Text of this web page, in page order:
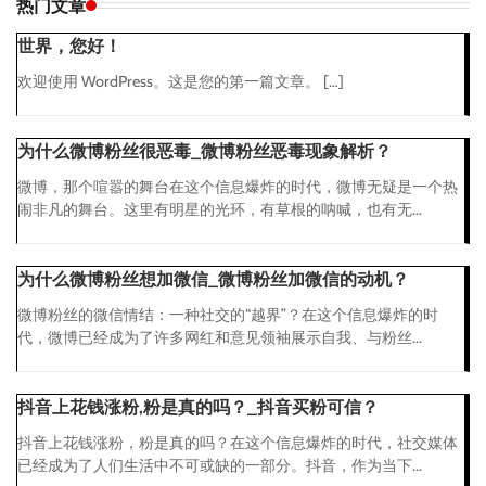
热门文章
世界，您好！
欢迎使用 WordPress。这是您的第一篇文章。 […]
为什么微博粉丝很恶毒_微博粉丝恶毒现象解析？
微博，那个喧嚣的舞台在这个信息爆炸的时代，微博无疑是一个热
闹非凡的舞台。这里有明星的光环，有草根的呐喊，也有无...
为什么微博粉丝想加微信_微博粉丝加微信的动机？
微博粉丝的微信情结：一种社交的“越界”？在这个信息爆炸的时
代，微博已经成为了许多网红和意见领袖展示自我、与粉丝...
抖音上花钱涨粉,粉是真的吗？_抖音买粉可信？
抖音上花钱涨粉，粉是真的吗？在这个信息爆炸的时代，社交媒体
已经成为了人们生活中不可或缺的一部分。抖音，作为当下...